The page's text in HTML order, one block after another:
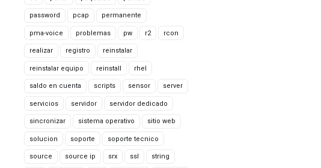
password pcap permanente
pma-voice problemas pw r2 rcon
realizar registro reinstalar
reinstalar equipo reinstall rhel
saldo en cuenta scripts sensor server
servicios servidor servidor dedicado
sincronizar sistema operativo sitio web
solucion soporte soporte tecnico
source source ip srx ssl string